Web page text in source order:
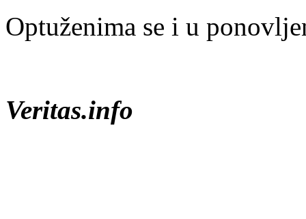
Optuženima se i u
Veritas.info